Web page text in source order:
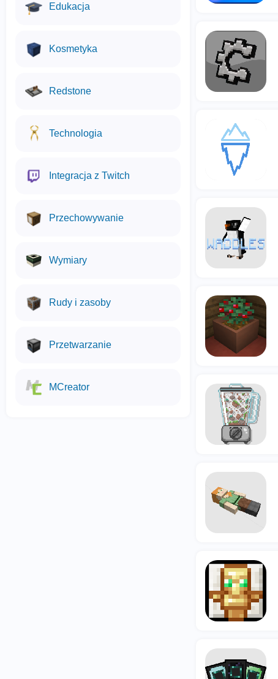
Edukacja
Kosmetyka
Redstone
Technologia
Integracja z Twitch
Przechowywanie
Wymiary
Rudy i zasoby
Przetwarzanie
MCreator